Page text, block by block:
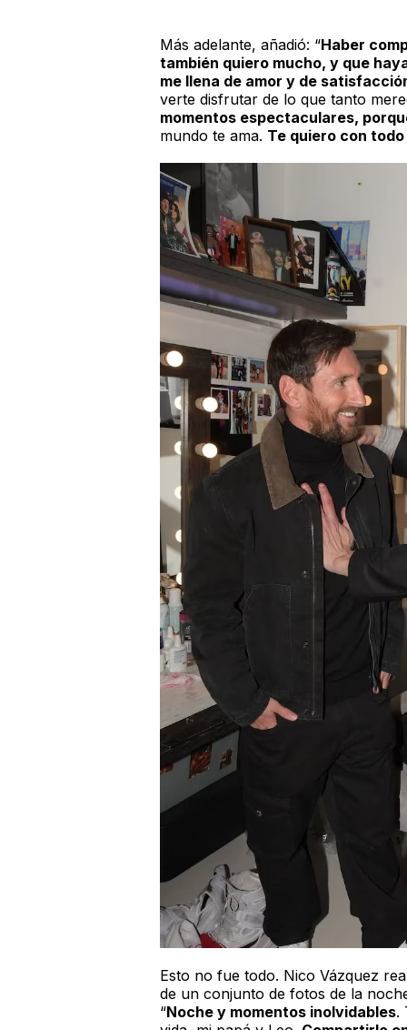
Más adelante, añadió: “Haber
también quiero mucho, y que
me llena de amor y de
verte disfrutar de lo que tanto
momentos espectaculares,
mundo te ama. Te quiero con
Esto no fue todo. Nico Vázquez
de un conjunto de fotos de la
“Noche y momentos inolvidables.